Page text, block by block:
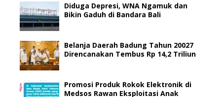
Diduga Depresi, WNA Ngamuk dan
Bikin Gaduh di Bandara Bali
Belanja Daerah Badung Tahun 20027
Direncanakan Tembus Rp 14,2 Triliun
Promosi Produk Rokok Elektronik di
Medsos Rawan Eksploitasi Anak